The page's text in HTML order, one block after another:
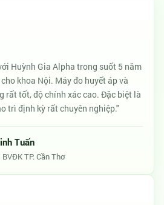
Huỳnh Gia Alpha trong suốt 5 năm
khoa Nội. Máy đo huyết áp và
rất tốt, độ chính xác cao. Đặc biệt là
trì định kỳ rất chuyên nghiệp."
Tuấn
TP. Cần Thơ